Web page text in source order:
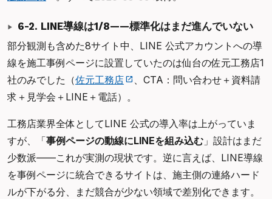
6-2. LINE導線は1/8——標準化はまだ進んでいない
部分観測も含めた8サイト中、LINE 公式アカウントへの導
線を施工事例ページに設置していたのは仙台の佐元工務店1
社のみでした（佐元工務店
、CTA：問い合わせ＋資料請
求＋見学会＋LINE＋電話）。
工務店業界全体としてLINE 公式の導入率は上がっていま
すが、「事例ページの動線にLINEを組み込む 」設計はまだ
少数派——これが実測の現状です。逆に言えば、LINE導線
を事例ページに統合できるサイトは、施主側の連絡ハード
ルが下がる分、まだ競合が少ない領域で差別化できます。